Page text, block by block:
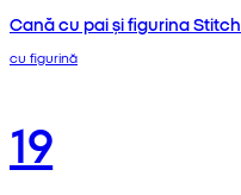
Cană cu pai și figurina Stitch
cu figurină
19